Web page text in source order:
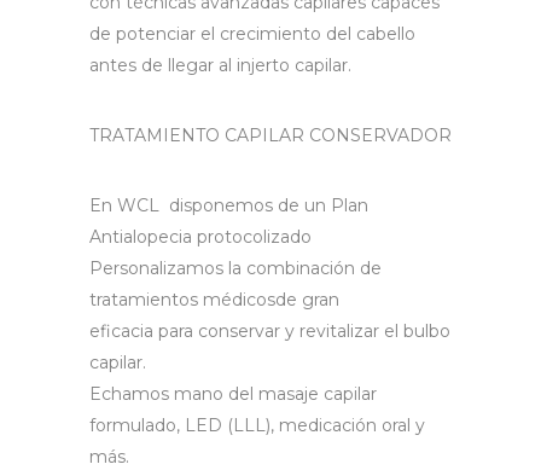
de potenciar el crecimiento del cabello
antes de llegar al injerto capilar.
TRATAMIENTO CAPILAR CONSERVADOR
En WCL disponemos de un Plan
Antialopecia protocolizado
Personalizamos la combinación de
tratamientos médicosde gran
eficacia para conservar y revitalizar el bulbo
capilar.
Echamos mano del masaje capilar
formulado, LED (LLL), medicación oral y
más.